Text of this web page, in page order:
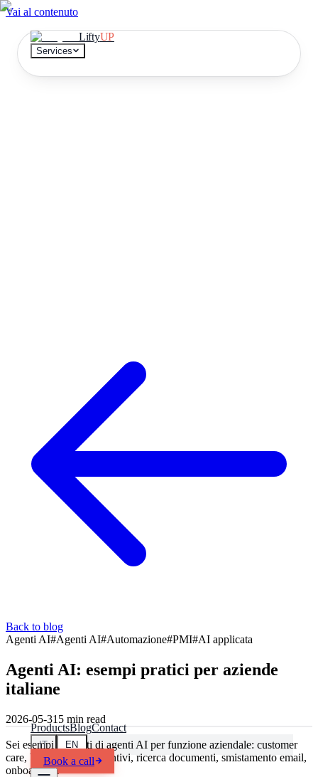
Vai al contenuto
LiftyUP
Services
consultants
ProductsBlogContact
IT EN
Book a call
Back to blog
Agenti AI#Agenti AI#Automazione#PMI#AI applicata
Agenti AI: esempi pratici per aziende
italiane
2026-05-31 5 min read
Sei esempi concreti di agenti AI per funzione aziendale: customer
care, back-office, preventivi, ricerca documenti, smistamento email,
onboarding.